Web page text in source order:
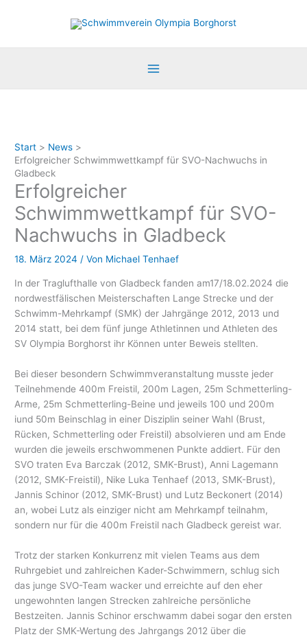
Start
News
Erfolgreicher Schwimmwettkampf für SVO-Nachwuchs in
Gladbeck
Erfolgreicher
Schwimmwettkampf für SVO-
Nachwuchs in Gladbeck
18. März 2024/ Von Michael Tenhaef
In der Traglufthalle von Gladbeck fanden am17/18.02.2024 die
nordwestfälischen Meisterschaften Lange Strecke und der
Schwimm-Mehrkampf (SMK) der Jahrgänge 2012, 2013 und
2014 statt, bei dem fünf junge Athletinnen und Athleten des
SV Olympia Borghorst ihr Können unter Beweis stellten.
Bei dieser besondern Schwimmveranstaltung musste jeder
Teilnehmende 400m Freistil, 200m Lagen, 25m Schmetterling-
Arme, 25m Schmetterling-Beine und jeweils 100 und 200m
iund 50m Beinschlag in einer Disziplin seiner Wahl (Brust,
Rücken, Schmetterling oder Freistil) absolvieren und am Ende
wurden die jeweils erschwommenen Punkte addiert. Für den
SVO traten Eva Barczak (2012, SMK-Brust), Anni Lagemann
(2012, SMK-Freistil), Nike Luka Tenhaef (2013, SMK-Brust),
Jannis Schinor (2012, SMK-Brust) und Lutz Beckonert (2014)
an, wobei Lutz als einziger nicht am Mehrkampf teilnahm,
sondern nur für die 400m Freistil nach Gladbeck gereist war.
Trotz der starken Konkurrenz mit vielen Teams aus dem
Ruhrgebiet und zahlreichen Kader-Schwimmern, schlug sich
das junge SVO-Team wacker und erreichte auf den eher
ungewohnten langen Strecken zahlreiche persönliche
Bestzeiten. Jannis Schinor erschwamm dabei sogar den ersten
Platz der SMK-Wertung des Jahrgangs 2012 über die